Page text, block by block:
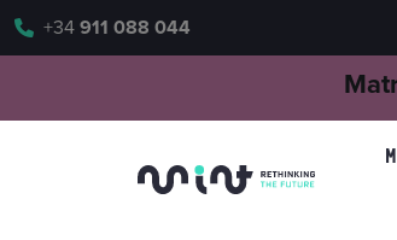
+34911 088 044